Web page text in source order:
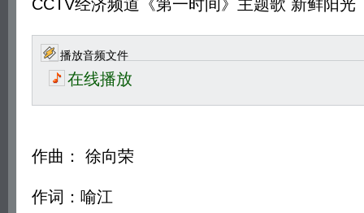
CCTV经济频道《第一时间》主题歌 新鲜阳光
播放音频文件
在线播放
作曲： 徐向荣
作词：喻江